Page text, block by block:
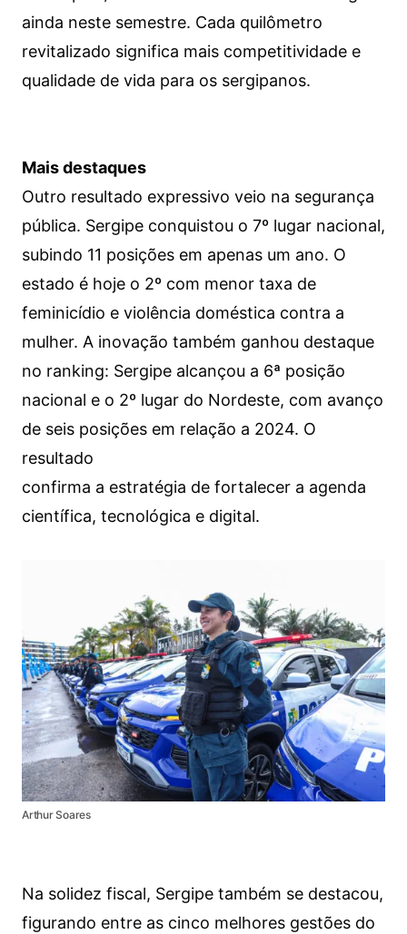
ainda neste semestre. Cada quilômetro
revitalizado significa mais competitividade e
qualidade de vida para os sergipanos.
Mais destaques
Outro resultado expressivo veio na segurança
pública. Sergipe conquistou o 7º lugar nacional,
subindo 11 posições em apenas um ano. O
estado é hoje o 2º com menor taxa de
feminicídio e violência doméstica contra a
mulher. A inovação também ganhou destaque
no ranking: Sergipe alcançou a 6ª posição
nacional e o 2º lugar do Nordeste, com avanço
de seis posições em relação a 2024. O
resultado
confirma a estratégia de fortalecer a agenda
científica, tecnológica e digital.
Arthur Soares
Na solidez fiscal, Sergipe também se destacou,
figurando entre as cinco melhores gestões do